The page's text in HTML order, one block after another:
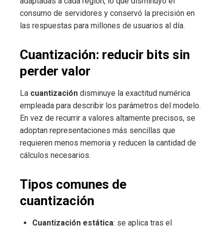
consumo de servidores y conservó la precisión en
las respuestas para millones de usuarios al día.
Cuantización: reducir bits sin
perder valor
La cuantización disminuye la exactitud numérica
empleada para describir los parámetros del modelo.
En vez de recurrir a valores altamente precisos, se
adoptan representaciones más sencillas que
requieren menos memoria y reducen la cantidad de
cálculos necesarios.
Tipos comunes de
cuantización
Cuantización estática: se aplica tras el